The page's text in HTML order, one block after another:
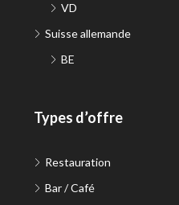
VD
Suisse allemande
BE
Types d’offre
Restauration
Bar / Café